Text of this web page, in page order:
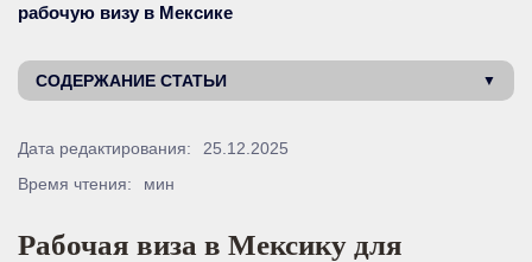
рабочую визу в Мексике
СОДЕРЖАНИЕ СТАТЬИ
Дата редактирования:
25.12.2025
Время чтения:
мин
Рабочая виза в Мексику для